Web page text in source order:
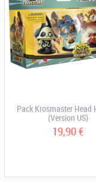
Pack Krosmaster Head
(Version US)
19,90 €